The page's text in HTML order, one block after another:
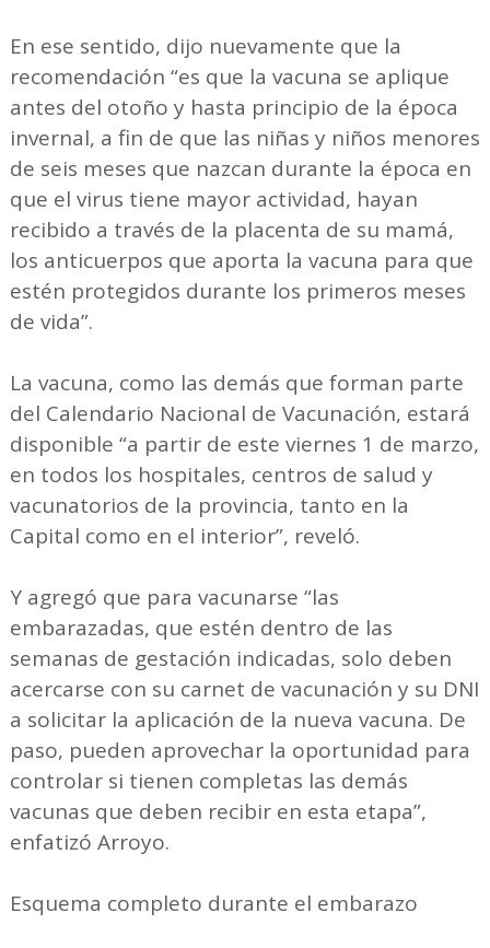
En ese sentido, dijo nuevamente que la
recomendación “es que la vacuna se aplique
antes del otoño y hasta principio de la época
invernal, a fin de que las niñas y niños menores
de seis meses que nazcan durante la época en
que el virus tiene mayor actividad, hayan
recibido a través de la placenta de su mamá,
los anticuerpos que aporta la vacuna para que
estén protegidos durante los primeros meses
de vida”.
La vacuna, como las demás que forman parte
del Calendario Nacional de Vacunación, estará
disponible “a partir de este viernes 1 de marzo,
en todos los hospitales, centros de salud y
vacunatorios de la provincia, tanto en la
Capital como en el interior”, reveló.
Y agregó que para vacunarse “las
embarazadas, que estén dentro de las
semanas de gestación indicadas, solo deben
acercarse con su carnet de vacunación y su DNI
a solicitar la aplicación de la nueva vacuna. De
paso, pueden aprovechar la oportunidad para
controlar si tienen completas las demás
vacunas que deben recibir en esta etapa”,
enfatizó Arroyo.
Esquema completo durante el embarazo